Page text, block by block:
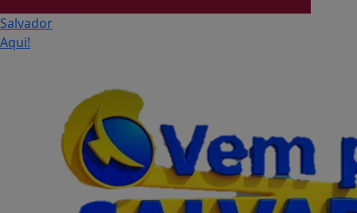
Salvador
Aqui!